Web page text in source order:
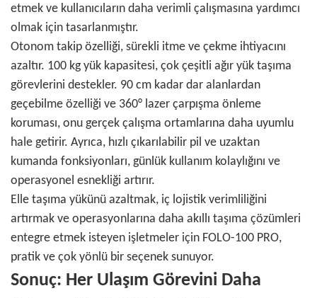
etmek ve kullanıcıların daha verimli çalışmasına yardımcı
olmak için tasarlanmıştır.
Otonom takip özelliği, sürekli itme ve çekme ihtiyacını
azaltır. 100 kg yük kapasitesi, çok çeşitli ağır yük taşıma
görevlerini destekler. 90 cm kadar dar alanlardan
geçebilme özelliği ve 360° lazer çarpışma önleme
koruması, onu gerçek çalışma ortamlarına daha uyumlu
hale getirir. Ayrıca, hızlı çıkarılabilir pil ve uzaktan
kumanda fonksiyonları, günlük kullanım kolaylığını ve
operasyonel esnekliği artırır.
Elle taşıma yükünü azaltmak, iç lojistik verimliliğini
artırmak ve operasyonlarına daha akıllı taşıma çözümleri
entegre etmek isteyen işletmeler için FOLO-100 PRO,
pratik ve çok yönlü bir seçenek sunuyor.
Sonuç: Her Ulaşım Görevini Daha